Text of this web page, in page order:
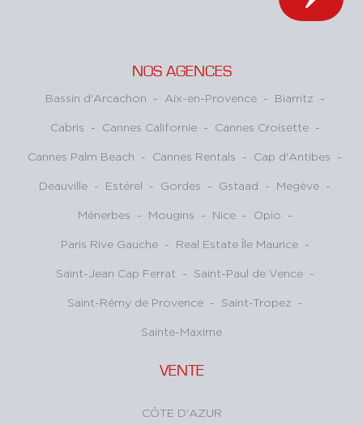
VENTE
CÔTE D'AZUR
NOS AGENCES
Bassin d'Arcachon - Aix-en-Provence - Biarritz -
Cabris - Cannes Californie - Cannes Croisette -
Cannes Palm Beach - Cannes Rentals - Cap d'Antibes -
Deauville - Estérel - Gordes - Gstaad - Megève -
Ménerbes - Mougins - Nice - Opio -
Paris Rive Gauche - Real Estate Île Maurice -
Saint-Jean Cap Ferrat - Saint-Paul de Vence -
Saint-Rémy de Provence - Saint-Tropez -
Sainte-Maxime